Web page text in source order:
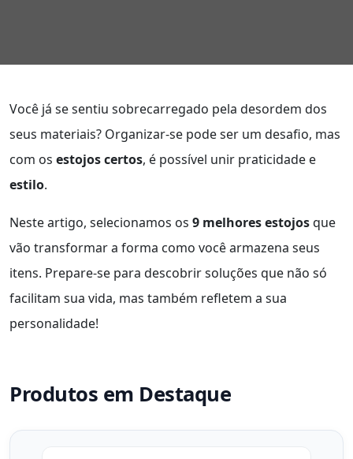
Você já se sentiu sobrecarregado pela desordem dos
seus materiais? Organizar-se pode ser um desafio, mas
com os estojos certos, é possível unir praticidade e
estilo.
Neste artigo, selecionamos os 9 melhores estojosque
vão transformar a forma como você armazena seus
itens. Prepare-se para descobrir soluções que não só
facilitam sua vida, mas também refletem a sua
personalidade!
Produtos em Destaque